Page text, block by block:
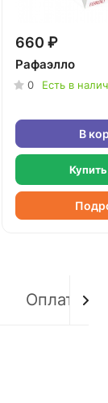
660 ₽
Рафаэлло
0 Есть в
В
Оплата